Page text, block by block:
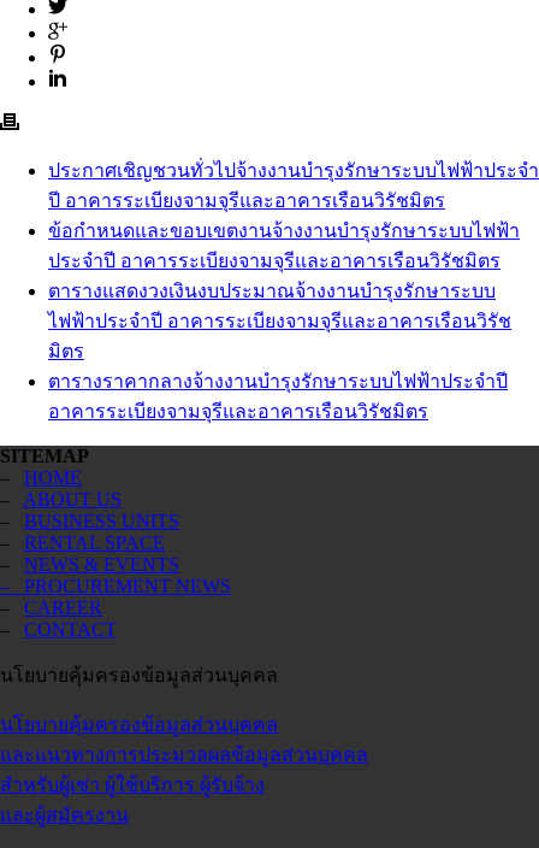
ประกาศเชิญชวนทั่วไปจ้างงานบำรุงรักษาระบบไฟฟ้าประจำ
ปี อาคารระเบียงจามจุรีและอาคารเรือนวิรัชมิตร
ข้อกำหนดและขอบเขตงานจ้างงานบำรุงรักษาระบบไฟฟ้า
ประจำปี อาคารระเบียงจามจุรีและอาคารเรือนวิรัชมิตร
ตารางแสดงวงเงินงบประมาณจ้างงานบำรุงรักษาระบบ
ไฟฟ้าประจำปี อาคารระเบียงจามจุรีและอาคารเรือนวิรัช
มิตร
ตารางราคากลางจ้างงานบำรุงรักษาระบบไฟฟ้าประจำปี
อาคารระเบียงจามจุรีและอาคารเรือนวิรัชมิตร
SITEMAP
– HOME
– ABOUT US
– BUSINESS UNITS
– RENTAL SPACE
– NEWS & EVENTS
– PROCUREMENT NEWS
– CAREER
– CONTACT
นโยบายคุ้มครองข้อมูลส่วนบุคคล
นโยบายคุ้มครองข้อมูลส่วนบุคคล
และแนวทางการประมวลผลข้อมูลส่วนบุคคล
สำหรับผู้เช่า ผู้ใช้บริการ ผู้รับจ้าง
และผู้สมัครงาน